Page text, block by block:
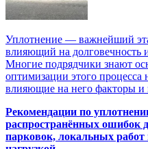
Уплотнение — важнейший
влияющий на долговечность
Многие подрядчики знают
оптимизации этого процесса
влияющие на него факторы и
Рекомендации по
распространённых ошибок
парковок, локальных работ